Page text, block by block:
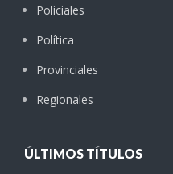
Policiales
Política
Provinciales
Regionales
ÚLTIMOS TÍTULOS